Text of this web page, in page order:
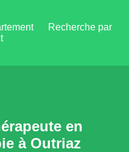
Recherche par
en
à Outriaz